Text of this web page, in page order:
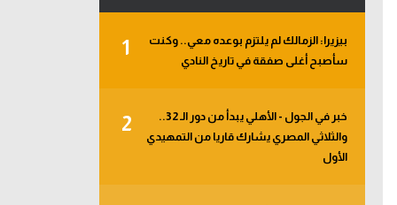
1
بيزيرا: الزمالك لم يلتزم بوعده معي.. وكنت
سأصبح أغلى صفقة في تاريخ النادي
2
خبر في الجول - الأهلي يبدأ من دور الـ 32..
والثلاثي المصري يشارك قاريا من التمهيدي
الأول